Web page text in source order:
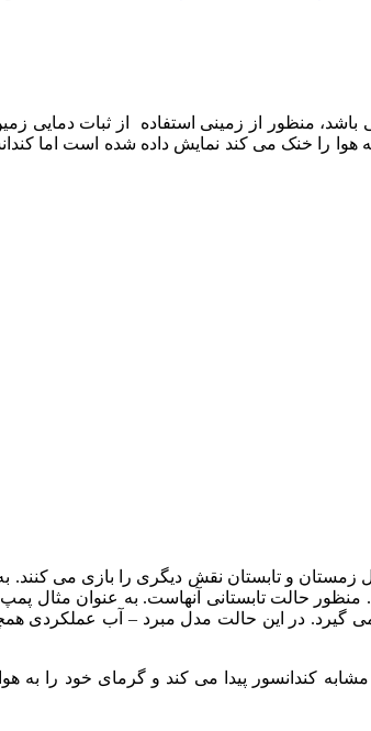
منظور از زمینی استفاده از ثبات دمایی
را خنک می کند نمایش داده شده است اما
و تابستان نقش دیگری را بازی می کنند. به
منظور حالت تابستانی آنهاست. به عنوان مثال
می گیرد. در این حالت مدل مبرد – آب عملکردی
کندانسور پیدا می کند و گرمای خود را به